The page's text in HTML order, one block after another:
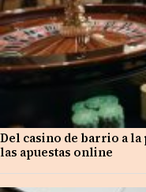
Del casino de barrio a
las apuestas online